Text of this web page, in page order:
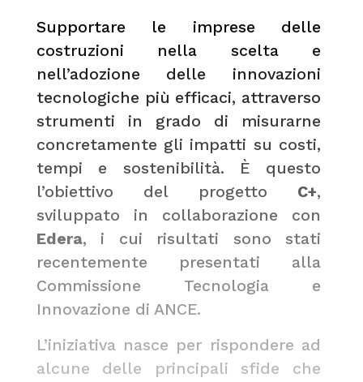
Supportare le imprese delle
costruzioni nella scelta e
nell’adozione delle innovazioni
tecnologiche più efficaci, attraverso
strumenti in grado di misurarne
concretamente gli impatti su costi,
tempi e sostenibilità. È questo
l’obiettivo del progetto C+,
sviluppato in collaborazione con
Edera, i cui risultati sono stati
recentemente presentati alla
Commissione Tecnologia e
Innovazione di ANCE.
L’iniziativa nasce per rispondere ad
alcune delle principali sfide che